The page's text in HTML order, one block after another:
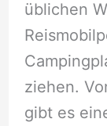
üblichen
ziehen.
gibt es